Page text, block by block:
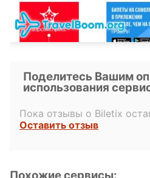
Поделитесь Вашим
использования
Пока отзывы о Biletix
Оставить отзыв